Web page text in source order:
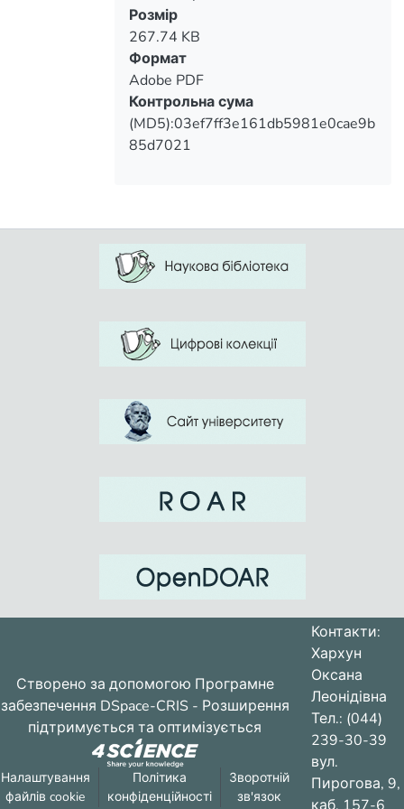
Розмір
267.74 KB
Формат
Adobe PDF
Контрольна сума
(MD5):03ef7ff3e161db5981e0cae9b
85d7021
Створено за допомогою Програмне
забезпечення DSpace-CRIS - Розширення
підтримується та оптимізується
Налаштування
файлів cookie
Політика
конфіденційності
Зворотній
зв'язок
Контакти:
Хархун
Оксана
Леонідівна
Тел.: (044)
239-30-39
вул.
Пирогова, 9,